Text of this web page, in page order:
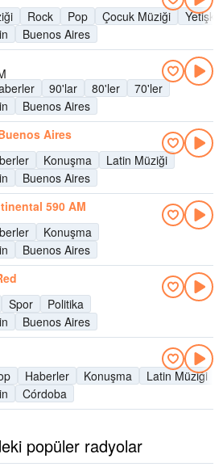
Rock Pop Çocuk Müziği
Buenos Aires
90'lar 80'ler
70'ler
Buenos Aires
Aires
Konuşma
Latin Müziği
Buenos Aires
590 AM
Konuşma
Buenos Aires
Spor
Politika
Buenos Aires
Haberler Konuşma Latin Müziği
Córdoba
popüler radyolar